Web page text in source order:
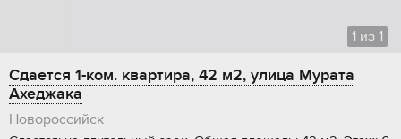
1 из 1
Сдается 1-ком. квартира, 42 м2, улица Мурата
Ахеджака
Новороссийск